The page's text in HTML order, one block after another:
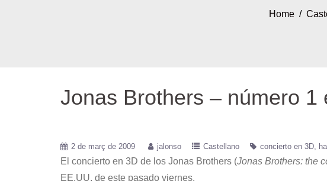
Home/
Jonas Brothers – número 1
2 de març de 2009 jalonso Castellano concierto en 3D
El concierto en 3D de los Jonas Brothers (Jonas Brothers: the
EE.UU. de este pasado viernes.